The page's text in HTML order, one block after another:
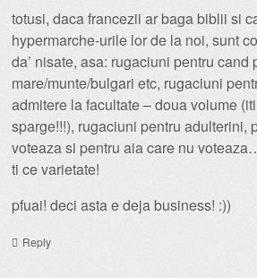
totusi, daca francezii ar baga biblii si
hypermarche-urile lor de la noi, sunt
da’ nisate, asa: rugaciuni pentru cand
mare/munte/bulgari etc, rugaciuni
admitere la facultate – doua volume
sparge!!!), rugaciuni pentru adulterini,
voteaza si pentru aia care nu
ti ce varietate!
pfuai! deci asta e deja business! :))
Reply